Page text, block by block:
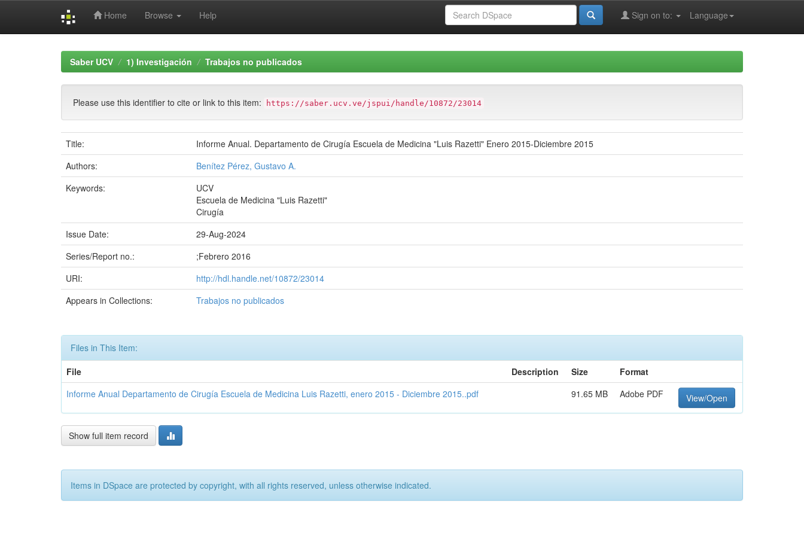
Home Browse Help Language
Sign on to:
Saber UCV 1) Investigación Trabajos no publicados
Please use this identifier to cite or link to this item: https://saber.ucv.ve/jspui/handle/10872/23014
Title:
Informe Anual. Departamento de Cirugía Escuela de Medicina "Luis Razetti" Enero 2015-Diciembre 2015
Authors:
Benítez Pérez, Gustavo A.
Keywords:
UCV
Escuela de Medicina "Luis Razetti"
Cirugía
Issue Date:
29-Aug-2024
Series/Report no.:
;Febrero 2016
URI:
http://hdl.handle.net/10872/23014
Appears in Collections:
Trabajos no publicados
Files in This Item:
File
Description Size
Format
Informe Anual Departamento de Cirugía Escuela de Medicina Luis Razetti, enero 2015 - Diciembre 2015..pdf
91.65 MB Adobe PDF View/Open
Show full item record
Items in DSpace are protected by copyright, with all rights reserved, unless otherwise indicated.